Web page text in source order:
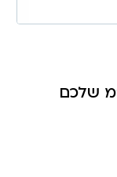
שלכם